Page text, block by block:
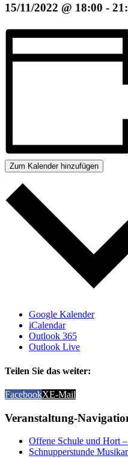
15/11/2022 @ 18:00 -
Zum Kalender hinzufügen
Google Kalender
iCalendar
Outlook 365
Outlook Live
Teilen Sie das weiter:
FacebookXE-Mail
Veranstaltung-
Offene Schule und Hort
Schnupperstunde